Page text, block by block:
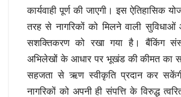
कार्यवाही पूर्ण की जाएगी। इस ऐतिहासिक
तरह से नागरिकों को मिलने वाली
सशक्तिकरण को रखा गया है। बैंकिंग
अभिलेखों के आधार पर भूखंड की कीमत
सहजता से ऋण स्वीकृति प्रदान कर
नागरिकों को अपनी ही संपत्ति के विरुद्ध